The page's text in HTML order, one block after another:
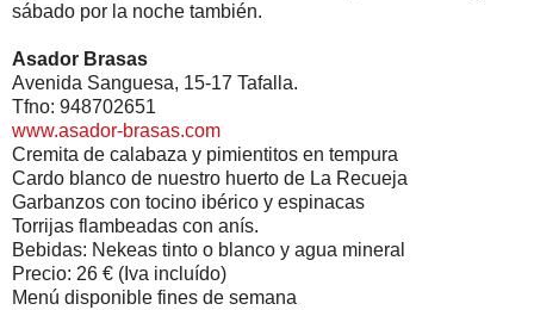
sábado por la noche también.
Asador Brasas
Avenida Sanguesa, 15-17 Tafalla.
Tfno: 948702651
www.asador-brasas.com
Cremita de calabaza y pimientitos en tempura
Cardo blanco de nuestro huerto de La Recueja
Garbanzos con tocino ibérico y espinacas
Torrijas flambeadas con anís.
Bebidas: Nekeas tinto o blanco y agua mineral
Precio: 26 € (Iva incluído)
Menú disponible fines de semana